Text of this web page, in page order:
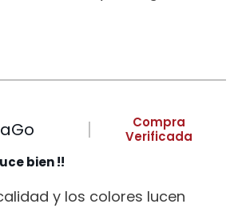
Compra
Verificada
bien !!
y los colores lucen